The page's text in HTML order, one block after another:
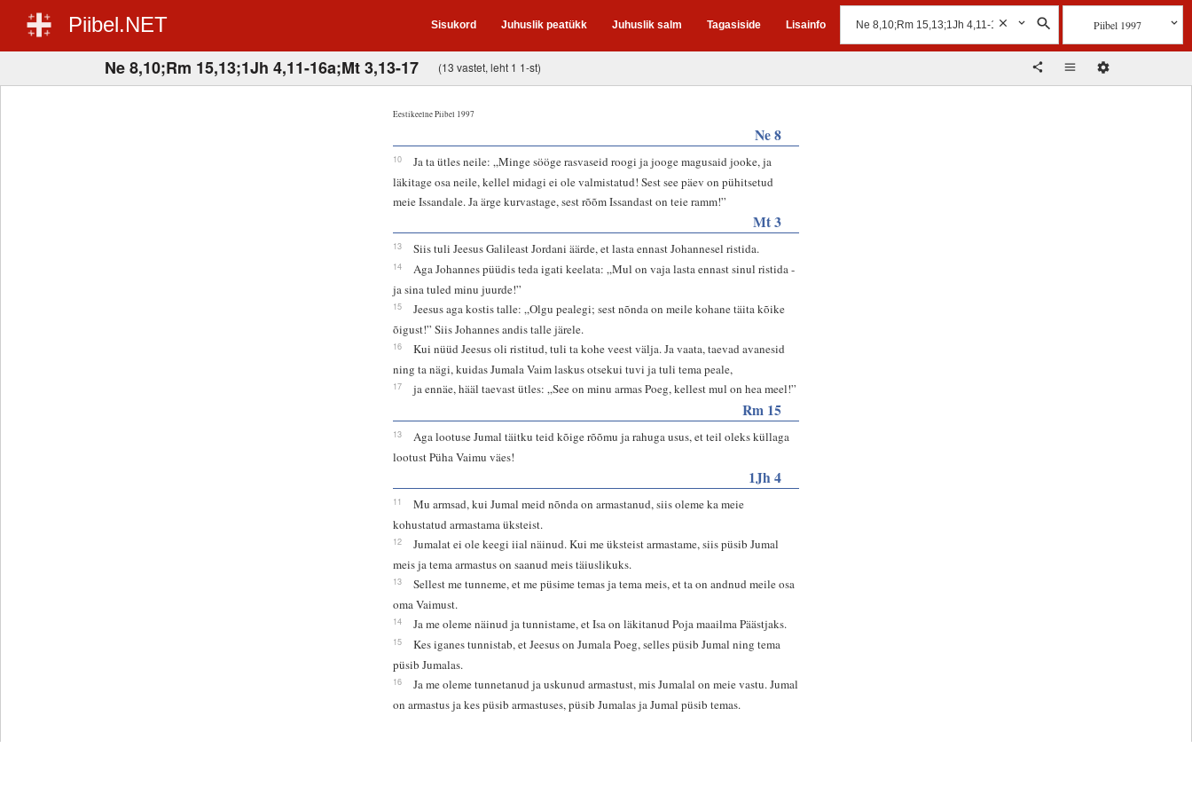
Piibel.NET Sisukord Juhuslik peatükk Juhuslik salm Tagasiside Lisainfo Piibel 1997
Ne 8,10;Rm 15,13;1Jh 4,11-16a;Mt 3,13-17 (13 vastet, leht 1 1-st)
Eestikeelne Piibel 1997
Ne 8
10
Ja ta ütles neile: „Minge sööge rasvaseid roogi ja jooge magusaid jooke, ja
läkitage osa neile, kellel midagi ei ole valmistatud! Sest see päev on pühitsetud
meie Issandale. Ja ärge kurvastage, sest rõõm Issandast on teie ramm!”
Mt 3
13 Siis tuli Jeesus Galileast Jordani äärde, et lasta ennast Johannesel ristida.
14
Aga Johannes püüdis teda igati keelata: „Mul on vaja lasta ennast sinul ristida -
ja sina tuled minu juurde!”
15
Jeesus aga kostis talle: „Olgu pealegi; sest nõnda on meile kohane täita kõike
õigust!” Siis Johannes andis talle järele.
16
Kui nüüd Jeesus oli ristitud, tuli ta kohe veest välja. Ja vaata, taevad avanesid
ning ta nägi, kuidas Jumala Vaim laskus otsekui tuvi ja tuli tema peale,
17 ja ennäe, hääl taevast ütles: „See on minu armas Poeg, kellest mul on hea meel!”
Rm 15
13
Aga lootuse Jumal täitku teid kõige rõõmu ja rahuga usus, et teil oleks küllaga
lootust Püha Vaimu väes!
1Jh 4
11
Mu armsad, kui Jumal meid nõnda on armastanud, siis oleme ka meie
kohustatud armastama üksteist.
12
Jumalat ei ole keegi iial näinud. Kui me üksteist armastame, siis püsib Jumal
meis ja tema armastus on saanud meis täiuslikuks.
13
Sellest me tunneme, et me püsime temas ja tema meis, et ta on andnud meile osa
oma Vaimust.
14 Ja me oleme näinud ja tunnistame, et Isa on läkitanud Poja maailma Päästjaks.
15
Kes iganes tunnistab, et Jeesus on Jumala Poeg, selles püsib Jumal ning tema
püsib Jumalas.
16
Ja me oleme tunnetanud ja uskunud armastust, mis Jumalal on meie vastu. Jumal
on armastus ja kes püsib armastuses, püsib Jumalas ja Jumal püsib temas.